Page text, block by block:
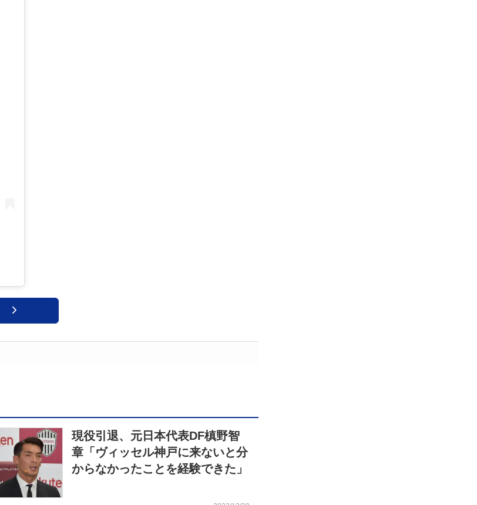
現役引退、元日本代表DF槙野智
章「ヴィッセル神戸に来ないと分
からなかったことを経験できた」